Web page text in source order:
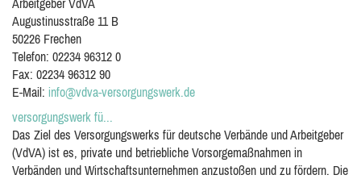
Arbeitgeber VdVA
Augustinusstraße 11 B
50226 Frechen
Telefon: 02234 96312 0
Fax: 02234 96312 90
E-Mail: info@vdva-versorgungswerk.de
versorgungswerk fü...
Das Ziel des Versorgungswerks für deutsche Verbände und Arbeitgeber
(VdVA) ist es, private und betriebliche Vorsorgemaßnahmen in
Verbänden und Wirtschaftsunternehmen anzustoßen und zu fördern. Die